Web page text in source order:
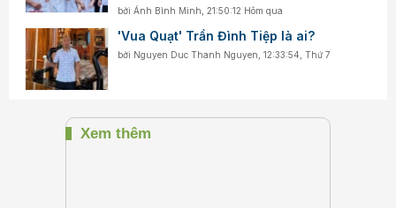
bởiÁnh Bình Minh ,21:50:12 Hôm qua
'Vua Quạt' Trần Đình Tiệp là ai?
bởi Nguyen Duc Thanh Nguyen ,12:33:54, Thứ 7